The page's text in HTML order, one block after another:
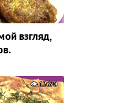
взгляд,
12670